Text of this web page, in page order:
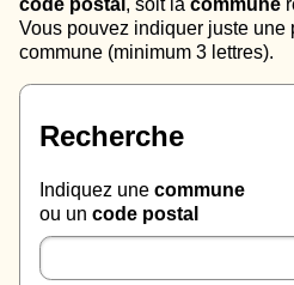
code postal , soit la commune
Vous pouvez indiquer juste une
commune (minimum 3 lettres).
Recherche
Indiquez une commune
ou un code postal